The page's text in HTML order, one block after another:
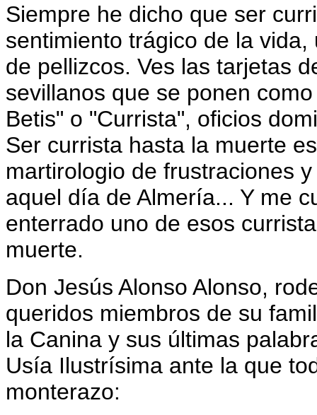
Siempre he dicho que ser
sentimiento trágico de la
de pellizcos. Ves las tarjetas
sevillanos que se ponen
Betis" o "Currista", oficios
Ser currista hasta la muerte
martirologio de frustraciones
aquel día de Almería... Y me
enterrado uno de esos
muerte.
Don Jesús Alonso Alonso,
queridos miembros de su
la Canina y sus últimas
Usía Ilustrísima ante la que
monterazo: